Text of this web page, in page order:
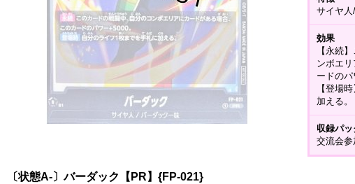
サイヤ
効果
【永続
ンボエ
ードのパ
【登場
加える。
収録パッ
交流会参
〔状態A-〕バーダック【PR】{FP-021}